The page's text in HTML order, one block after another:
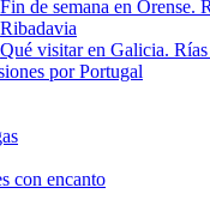
Fin de semana en Orense.
Ribadavia
Qué visitar en Galicia.
por Portugal
con encanto